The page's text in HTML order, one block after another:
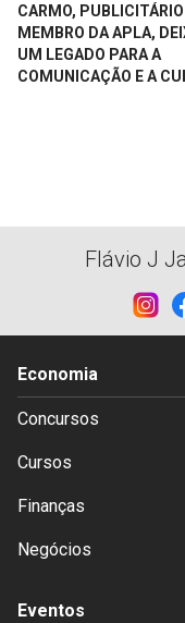
CARMO, PUBLICITÁRIO
MEMBRO DA APLA,
UM LEGADO PARA A
COMUNICAÇÃO E A
Flávio J
Economia
Concursos
Cursos
Finanças
Negócios
Eventos